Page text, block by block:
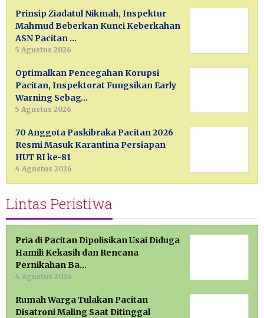
Prinsip Ziadatul Nikmah, Inspektur
Mahmud Beberkan Kunci Keberkahan
ASN Pacitan …
5 Agustus 2026
Optimalkan Pencegahan Korupsi
Pacitan, Inspektorat Fungsikan Early
Warning Sebag…
5 Agustus 2026
70 Anggota Paskibraka Pacitan 2026
Resmi Masuk Karantina Persiapan
HUT RI ke-81
4 Agustus 2026
Lintas Peristiwa
Pria di Pacitan Dipolisikan Usai Diduga
Hamili Kekasih dan Rencana
Pernikahan Ba…
4 Agustus 2026
Rumah Warga Tulakan Pacitan
Disatroni Maling Saat Ditinggal